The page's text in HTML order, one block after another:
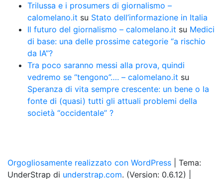
Trilussa e i prosumers di giornalismo –
calomelano.it su Stato dell’informazione in Italia
Il futuro del giornalismo – calomelano.it su Medici
di base: una delle prossime categorie “a rischio
da IA”?
Tra poco saranno messi alla prova, quindi
vedremo se “tengono”…. – calomelano.it su
Speranza di vita sempre crescente: un bene o la
fonte di (quasi) tutti gli attuali problemi della
società “occidentale” ?
Orgogliosamente realizzato con WordPress
Tema:
UnderStrap di understrap.com. (Version: 0.6.12)